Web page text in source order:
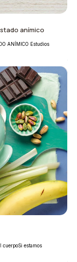
anímico
ANÍMICO Estudios
cuerpoSi estamos